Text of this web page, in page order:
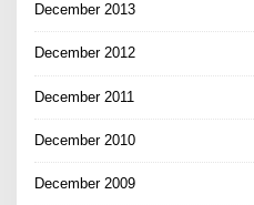
December 2013
December 2012
December 2011
December 2010
December 2009